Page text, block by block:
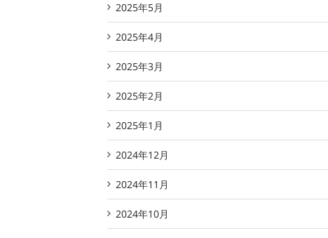
2025年5月
2025年4月
2025年3月
2025年2月
2025年1月
2024年12月
2024年11月
2024年10月